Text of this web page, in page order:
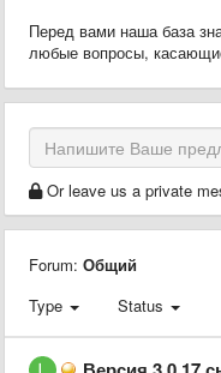
Перед вами наша база
любые вопросы,
Or leave us a private
Forum: Общий
Type
Status